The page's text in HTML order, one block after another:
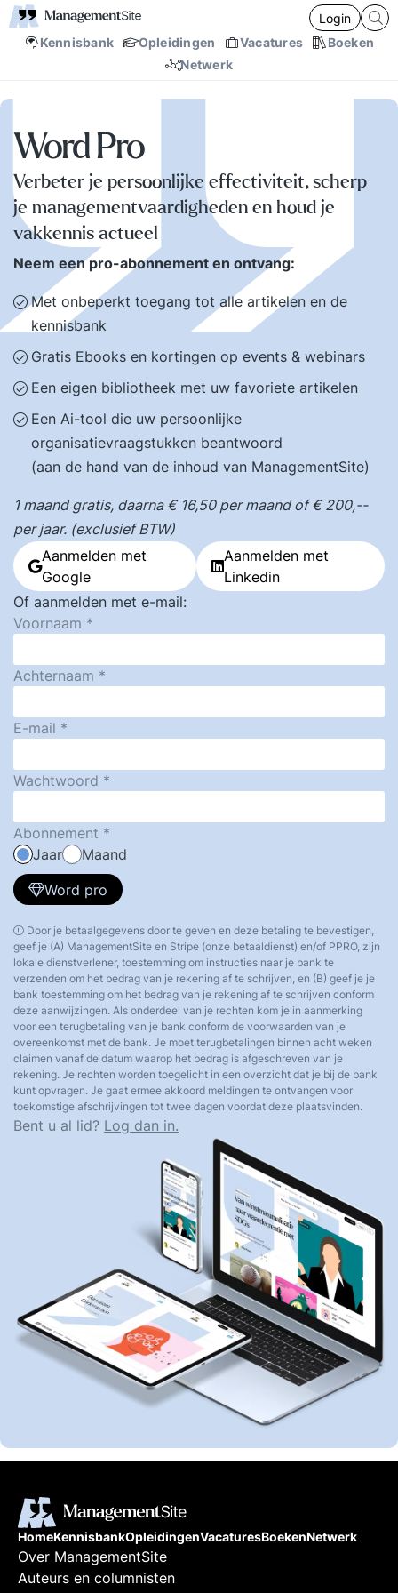
Kennisbank Opleidingen Vacatures
Boeken
Netwerk
Login
Word Pro
Verbeter je persoonlijke effectiviteit, scherp
je managementvaardigheden en houd je
vakkennis actueel
Neem een pro-abonnement en ontvang:
Met onbeperkt toegang tot alle artikelen en de
kennisbank
Gratis Ebooks en kortingen op events & webinars
Een eigen bibliotheek met uw favoriete artikelen
Een Ai-tool die uw persoonlijke
organisatievraagstukken beantwoord
(aan de hand van de inhoud van ManagementSite)
1 maand gratis, daarna € 16,50 per maand of € 200,--
per jaar. (exclusief BTW)
Aanmelden met
Google
Aanmelden met
Linkedin
Of aanmelden met e-mail:
Voornaam
Achternaam
E-mail
Wachtwoord
Abonnement
Jaar
Maand
Word pro
Door je betaalgegevens door te geven en deze betaling te bevestigen,
geef je (A) ManagementSite en Stripe (onze betaaldienst) en/of PPRO, zijn
lokale dienstverlener, toestemming om instructies naar je bank te
verzenden om het bedrag van je rekening af te schrijven, en (B) geef je je
bank toestemming om het bedrag van je rekening af te schrijven conform
deze aanwijzingen. Als onderdeel van je rechten kom je in aanmerking
voor een terugbetaling van je bank conform de voorwaarden van je
overeenkomst met de bank. Je moet terugbetalingen binnen acht weken
claimen vanaf de datum waarop het bedrag is afgeschreven van je
rekening. Je rechten worden toegelicht in een overzicht dat je bij de bank
kunt opvragen. Je gaat ermee akkoord meldingen te ontvangen voor
toekomstige afschrijvingen tot twee dagen voordat deze plaatsvinden.
Bent u al lid? Log dan in.
HomeKennisbankOpleidingenVacaturesBoekenNetwerk
Over ManagementSite
Auteurs en columnisten